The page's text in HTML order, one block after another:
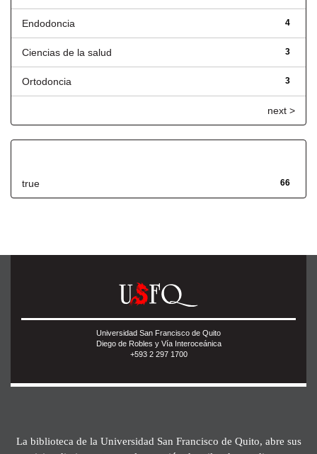
4
Endodoncia
3
Ciencias de la salud
3
Ortodoncia
next >
66
true
Universidad San Francisco de Quito
Diego de Robles y Vía Interoceánica
+593 2 297 1700
La biblioteca de la Universidad San Francisco de Quito, abre sus